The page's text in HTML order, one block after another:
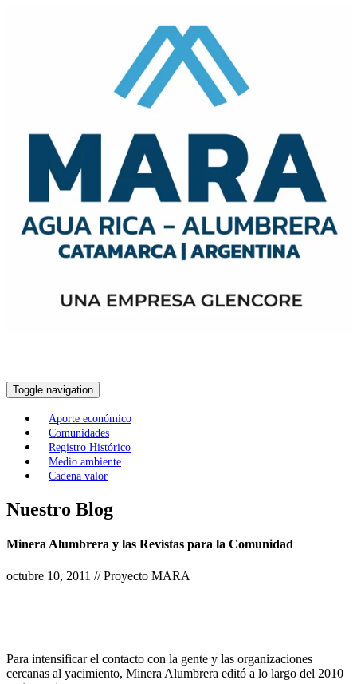
Toggle navigation
Aporte económico
Comunidades
Registro Histórico
Medio ambiente
Cadena valor
Nuestro Blog
Minera Alumbrera y las Revistas para la Comunidad
octubre 10, 2011 // Proyecto MARA
Para intensificar el contacto con la gente y las organizaciones
cercanas al yacimiento, Minera Alumbrera editó a lo largo del 2010